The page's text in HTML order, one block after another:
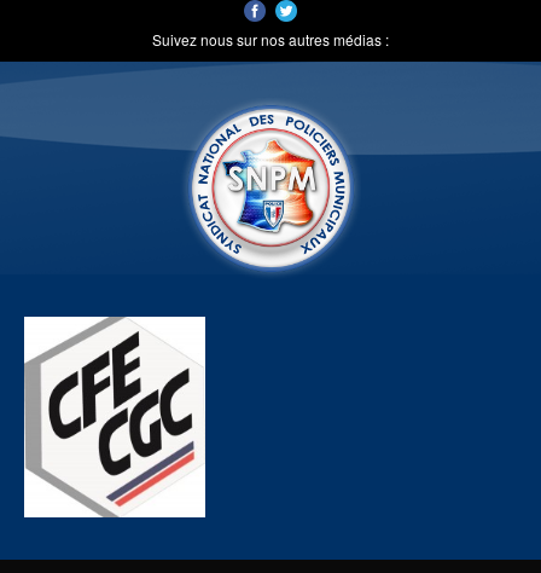
Suivez nous sur nos autres médias :